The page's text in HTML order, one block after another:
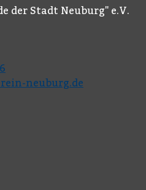
der Stadt Neuburg" e.V.
neuburg.de